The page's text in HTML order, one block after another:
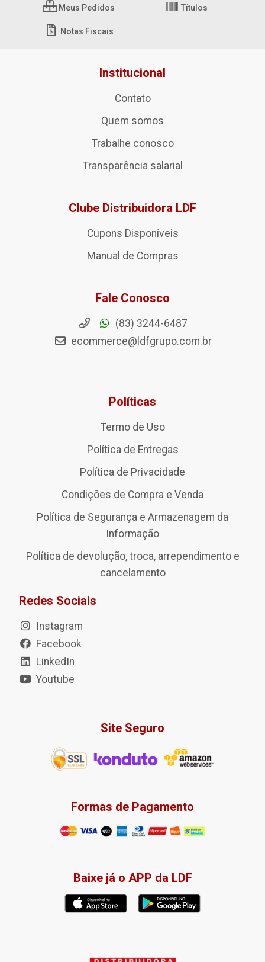
Meus Pedidos Títulos
Notas Fiscais
Institucional
Contato
Quem somos
Trabalhe conosco
Transparência salarial
Clube Distribuidora LDF
Cupons Disponíveis
Manual de Compras
Fale Conosco
(83) 3244-6487
ecommerce@ldfgrupo.com.br
Políticas
Termo de Uso
Política de Entregas
Política de Privacidade
Condições de Compra e Venda
Política de Segurança e Armazenagem da
Informação
Política de devolução, troca, arrependimento e
cancelamento
Redes Sociais
Instagram
Facebook
LinkedIn
Youtube
Site Seguro
Formas de Pagamento
Baixe já o APP da LDF